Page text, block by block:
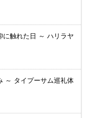
に触れた日 ～ ハリラヤ
～ タイプーサム巡礼体